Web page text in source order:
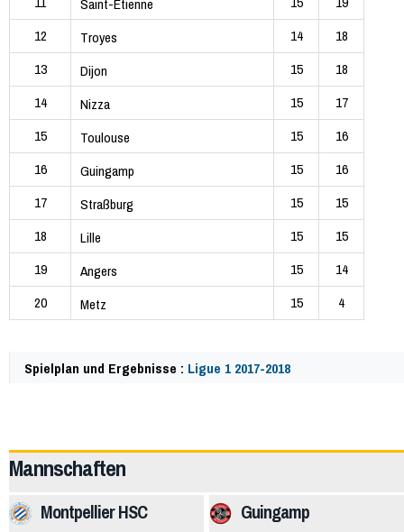
Saint-Etienne
12
Troyes 14
18
13
Dijon 15
18
14
Nizza 15
17
15
Toulouse 15
16
16
Guingamp 15
16
17
Straßburg 15
15
18
Lille 15
15
19
Angers 15
14
20
Metz 15 4
Spielplan und Ergebnisse : Ligue 1 2017-2018
Mannschaften
Guingamp
Montpellier HSC